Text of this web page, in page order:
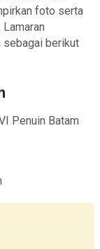
foto serta
sebagai berikut
Penuin Batam